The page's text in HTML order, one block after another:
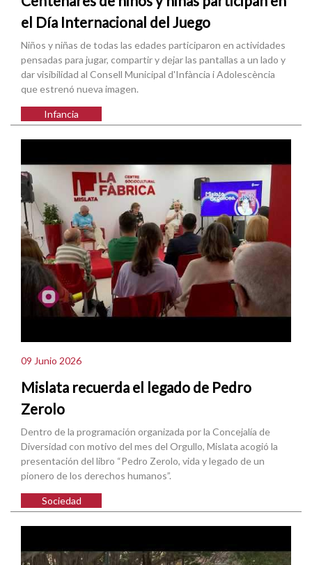
el Día Internacional del Juego
Niños y niñas de todas las edades participaron en actividades
pensadas para jugar, compartir y dejar las pantallas a un lado y
dar visibilidad al Consell Municipal d'Infància i Adolescència
que estrenó nueva imagen.
Infancia
09 Junio 2026
Mislata recuerda el legado de Pedro
Zerolo
Dentro de la programación organizada por la Concejalía de
Diversidad con motivo del mes del Orgullo, Mislata acogió la
presentación del libro “Pedro Zerolo, vida y legado de un
pionero de los derechos humanos”.
Sociedad